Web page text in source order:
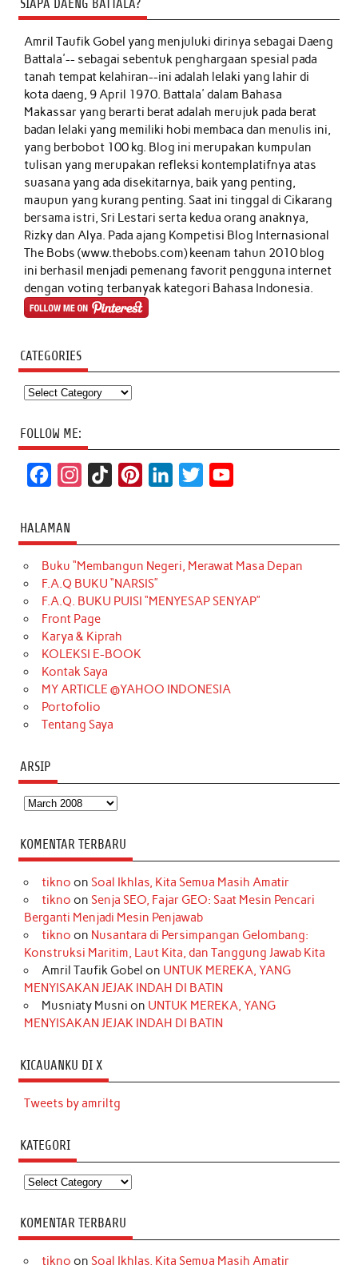
SIAPA DAENG BATTALA?
Amril Taufik Gobelyang menjuluki dirinya sebagai Daeng
Battala'-- sebagai sebentuk penghargaan spesial pada
tanah tempat kelahiran--ini adalah lelaki yang lahir di
kota daeng, 9 April 1970. Battala' dalam Bahasa
Makassar yang berarti berat adalah merujuk pada berat
badan lelaki yang memiliki hobi membaca dan menulis ini,
yang berbobot 100 kg. Blog ini merupakan kumpulan
tulisan yang merupakan refleksi kontemplatifnya atas
suasana yang ada disekitarnya, baik yang penting,
maupun yang kurang penting. Saat ini tinggal di Cikarang
bersama istri, Sri Lestari serta kedua orang anaknya,
Rizky dan Alya. Pada ajang Kompetisi Blog Internasional
The Bobs (www.thebobs.com) keenam tahun 2010 blog
ini berhasil menjadi pemenang favorit pengguna internet
dengan voting terbanyak kategori Bahasa Indonesia.
CATEGORIES
Categories
FOLLOW ME:
c
e
b
o
o
k
t
a
g
r
a
m
T
o
k
t
e
r
k
e
d
t
t
e
T
u
b
HALAMAN
Buku “Membangun Negeri, Merawat Masa Depan
F.A.Q BUKU “NARSIS”
F.A.Q. BUKU PUISI “MENYESAP SENYAP”
Front Page
Karya & Kiprah
KOLEKSI E-BOOK
Kontak Saya
MY ARTICLE @YAHOO INDONESIA
Portofolio
Tentang Saya
ARSIP
Arsip
KOMENTAR TERBARU
tikno on Soal Ikhlas, Kita Semua Masih Amatir
tikno on Senja SEO, Fajar GEO: Saat Mesin Pencari
Berganti Menjadi Mesin Penjawab
tikno on Nusantara di Persimpangan Gelombang:
Konstruksi Maritim, Laut Kita, dan Tanggung Jawab Kita
Amril Taufik Gobel on UNTUK MEREKA, YANG
MENYISAKAN JEJAK INDAH DI BATIN
Musniaty Musni on UNTUK MEREKA, YANG
MENYISAKAN JEJAK INDAH DI BATIN
KICAUANKU DI X
Tweets by amriltg
KATEGORI
Kategori
KOMENTAR TERBARU
tikno on Soal Ikhlas, Kita Semua Masih Amatir